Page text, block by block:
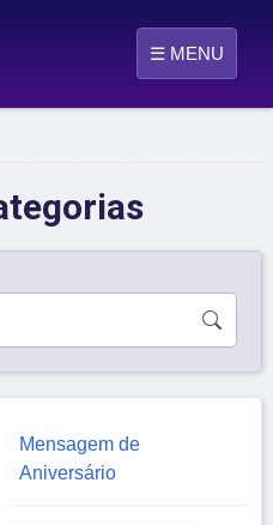
☰ MENU
Mensagem de
Aniversário